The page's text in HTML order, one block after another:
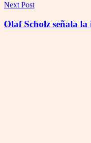
Next Post
Olaf Scholz señala